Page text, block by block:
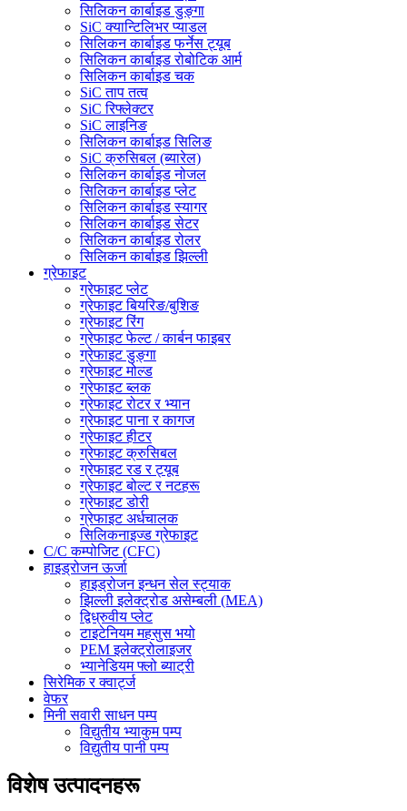
सिलिकन कार्बाइड डुङ्गा
SiC क्यान्टिलिभर प्याडल
सिलिकन कार्बाइड फर्नेस ट्यूब
सिलिकन कार्बाइड रोबोटिक आर्म
सिलिकन कार्बाइड चक
SiC ताप तत्व
SiC रिफ्लेक्टर
SiC लाइनिङ
सिलिकन कार्बाइड सिलिङ
SiC क्रुसिबल (ब्यारेल)
सिलिकन कार्बाइड नोजल
सिलिकन कार्बाइड प्लेट
सिलिकन कार्बाइड स्यागर
सिलिकन कार्बाइड सेटर
सिलिकन कार्बाइड रोलर
सिलिकन कार्बाइड झिल्ली
ग्रेफाइट
ग्रेफाइट प्लेट
ग्रेफाइट बियरिङ/बुशिङ
ग्रेफाइट रिंग
ग्रेफाइट फेल्ट / कार्बन फाइबर
ग्रेफाइट डुङ्गा
ग्रेफाइट मोल्ड
ग्रेफाइट ब्लक
ग्रेफाइट रोटर र भ्यान
ग्रेफाइट पाना र कागज
ग्रेफाइट हीटर
ग्रेफाइट क्रुसिबल
ग्रेफाइट रड र ट्यूब
ग्रेफाइट बोल्ट र नटहरू
ग्रेफाइट डोरी
ग्रेफाइट अर्धचालक
सिलिकनाइज्ड ग्रेफाइट
C/C कम्पोजिट (CFC)
हाइड्रोजन ऊर्जा
हाइड्रोजन इन्धन सेल स्ट्याक
झिल्ली इलेक्ट्रोड असेम्बली (MEA)
द्विध्रुवीय प्लेट
टाइटेनियम महसुस भयो
PEM इलेक्ट्रोलाइजर
भ्यानेडियम फ्लो ब्याट्री
सिरेमिक र क्वार्ट्ज
वेफर
मिनी सवारी साधन पम्प
विद्युतीय भ्याकुम पम्प
विद्युतीय पानी पम्प
विशेष उत्पादनहरू